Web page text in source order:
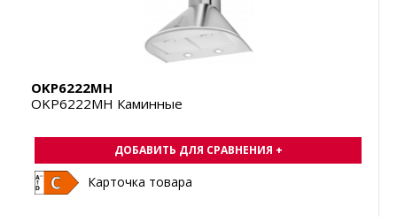
OKP6222MH
OKP6222MH Каминные
ДОБАВИТЬ ДЛЯ СРАВНЕНИЯ +
Карточка товара